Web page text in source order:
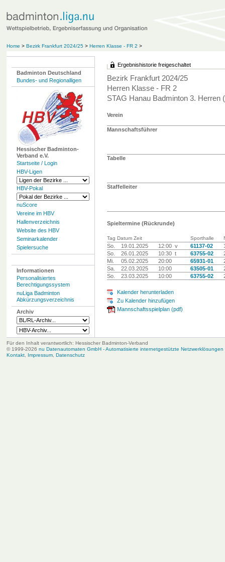
Home > Bezirk Frankfurt 2024/25> Herren Klasse - FR 2 >
Badminton Deutschland
Bundes- und Regionalligen
Hessischer Badminton-
Verband e.V.
Startseite / Login
HBV-Ligen
HBV-Pokal
nuScore
Vereine im HBV
Hallenverzeichnis
Website des HBV
Seminarkalender
Spielersuche
Informationen
Personalisiertes
Berechtigungssystem
nuLiga Badminton
Abkürzungsverzeichnis
Archiv
Ergebnishistorie freigeschaltet
Bezirk Frankfurt 2024/25
Herren Klasse - FR 2
STAG Hanau Badminton 3. Herren
Verein
Mannschaftsführer
Tabelle
Staffelleiter
Spieltermine (Rückrunde)
Tag Datum Zeit Sporthalle
So. 19.01.2025 12:00 v 61137-02
So.
26.01.2025 10:30 t 63755-02
Mi.
05.02.2025 20:00 65931-01
Sa.
22.03.2025 10:00 63505-01
So.
23.03.2025 10:00 63755-02
Kalender herunterladen
Zu Kalender hinzufügen
Mannschaftsspielplan (pdf)
Für den Inhalt verantwortlich: Hessischer Badminton-Verband
© 1999-2026 nu Datenautomaten GmbH - Automatisierte internetgestützte Netzwerklösungen
Kontakt, Impressum, Datenschutz